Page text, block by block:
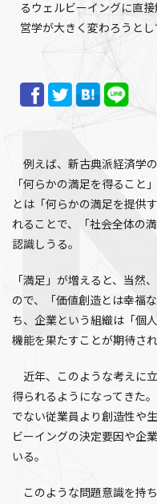
るウェルビーイングに直
営学が大きく変わろうとし
例えば、新古典派経済学
「何らかの満足を得ること
とは「何らかの満足を提供
れることで、「社会全体の
認識しうる。
「満足」が増えると、当然
ので、「価値創造とは幸福
ち、企業という組織は「個
機能を果たすことが期待さ
近年、このような考えに
得られるようになってきた
でない従業員より創造性や
ビーイングの決定要因や企
いる。
このような問題意識を持